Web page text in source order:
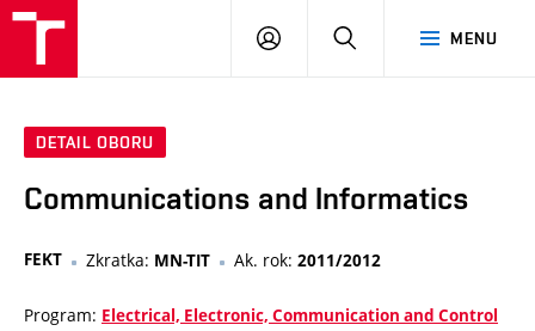
MENU
PŘIHLÁSIT
DETAIL OBORU
Communications and Informatics
FEKT Zkratka: MN-TIT Ak. rok: 2011/2012
Program: Electrical, Electronic, Communication and Control